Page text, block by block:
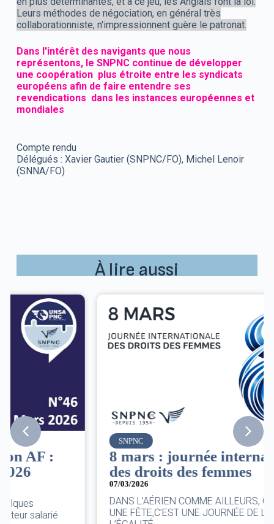
Leurs méthodes de négociation, en général très
collaborationniste, n'impressionnent guère le patronat.
Dans l'intérêt des navigants que nous
représentons, le SNPNC continue de développer
une coopération plus étroite entre les syndicats
européens afin de faire entendre ses
revendications dans les instances européennes et
mondiales
Compte rendu
Délégués : Xavier Gautier (SNPNC/FO), Michel Lenoir
(SNNA/FO)
À lire aussi
SNPNC
8 mars : journée internationale
des droits des femmes
DANS L’AÉRIEN COMME AILLEURS, CE N’EST PAS
UNE FÊTE,C’EST UNE JOURNÉE DE LUTTE POUR